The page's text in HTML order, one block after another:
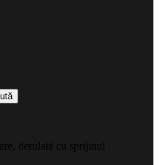
derulată cu sprijinul